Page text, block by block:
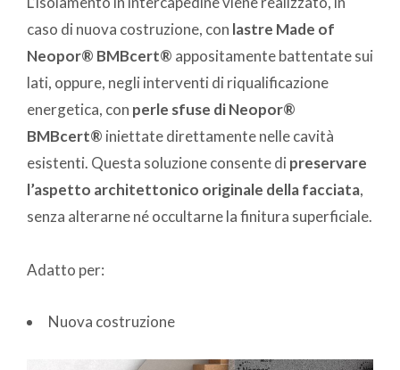
caso di nuova costruzione, con lastre Made of
Neopor® BMBcert® appositamente battentate sui
lati, oppure, negli interventi di riqualificazione
energetica, con perle sfuse di Neopor®
BMBcert® iniettate direttamente nelle cavità
esistenti. Questa soluzione consente di preservare
l’aspetto architettonico originale della facciata,
senza alterarne né occultarne la finitura superficiale.
Adatto per:
Nuova costruzione